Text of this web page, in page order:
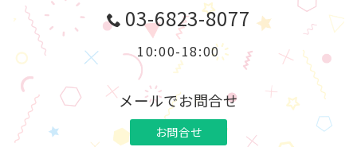
03-6823-8077
10:00-18:00
メールでお問合せ
お問合せ